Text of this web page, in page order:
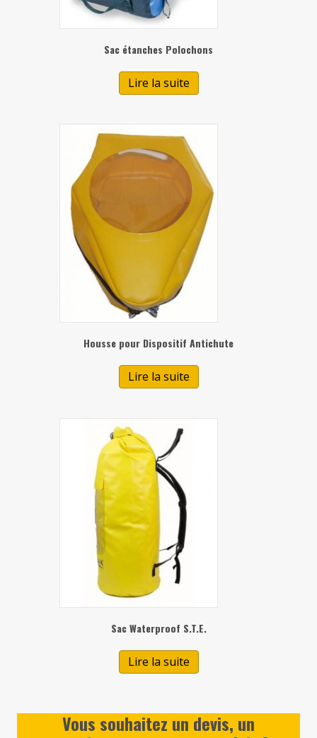
Sac étanches Polochons
Lire la suite
Housse pour Dispositif Antichute
Lire la suite
Sac Waterproof S.T.E.
Lire la suite
Vous souhaitez un devis, un